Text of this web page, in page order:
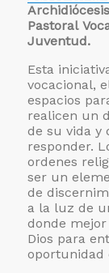
Pastoral
Juventud.
Esta
vocacional,
espacios
realicen un
de su vida y
responder.
ordenes
ser un
de
a la luz de
donde
Dios para
oportunidad